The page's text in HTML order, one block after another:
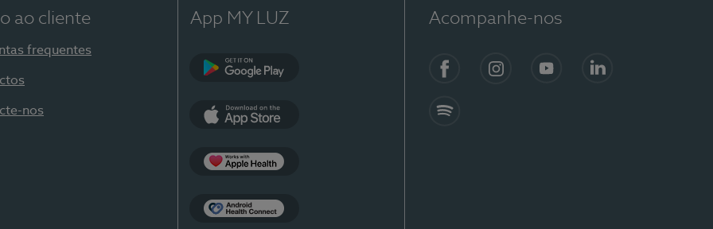
ao cliente
frequentes
nos
App MY LUZ Acompanhe-nos